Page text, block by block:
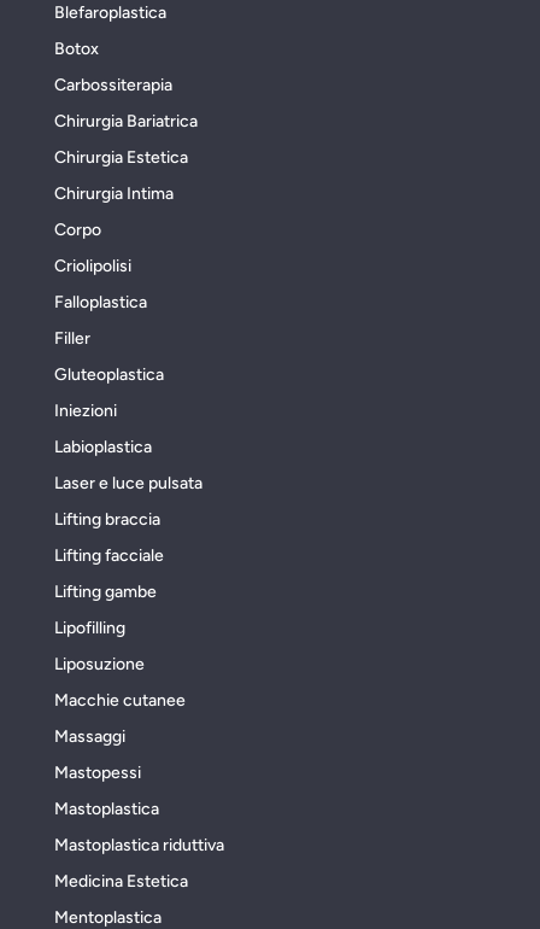
Blefaroplastica
Botox
Carbossiterapia
Chirurgia Bariatrica
Chirurgia Estetica
Chirurgia Intima
Corpo
Criolipolisi
Falloplastica
Filler
Gluteoplastica
Iniezioni
Labioplastica
Laser e luce pulsata
Lifting braccia
Lifting facciale
Lifting gambe
Lipofilling
Liposuzione
Macchie cutanee
Massaggi
Mastopessi
Mastoplastica
Mastoplastica riduttiva
Medicina Estetica
Mentoplastica